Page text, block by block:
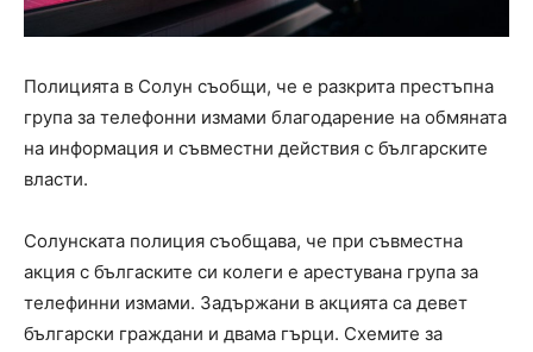
Полицията в Солун съобщи, че е разкрита престъпна
група за телефонни измами благодарение на обмяната
на информация и съвместни действия с българските
власти.
Солунската полиция съобщава, че при съвместна
акция с бългаските си колеги е арестувана група за
телефинни измами. Задържани в акцията са девет
български граждани и двама гърци. Схемите за